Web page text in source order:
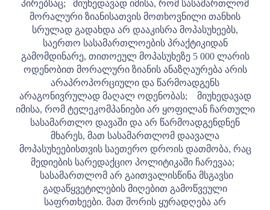
პირებსაც;
მიუხედავად იმისა, რომ სასამართლომ
მორალური ზიანისათვის მოთხოვნილი თანხის
სრულად გადახდა არ დააკისრა მოპასუხეებს,
საერთო სასამართლოების პრაქტიკიდან
გამომდინარე, თითოეულ მოპასუხეზე 5 000 ლარის
ოდენობით მორალური ზიანის ანაზღაურება არის
არაპროპორციული და წარმოადგენს
არაგონივრულად მაღალ ოდენობას;
მიუხედავად
იმისა, რომ ტელეკომპანიები არ ყოფილან ჩართული
სასამართლო დავაში და არ წარმოადგენდნენ
მხარეს, მათ სასამართლომ დაავალა
მოპასუხეებისთვის საეთერო დროის დათმობა, რაც
მედიების სარედაქციო პოლიტიკაში ჩარევაა;
სასამართლომ არ გაითვალისწინა მსგავსი
გადაწყვეტილების მიღებით გამოწვეული
საფრთხეები. მათ შორის ყურადღება არ